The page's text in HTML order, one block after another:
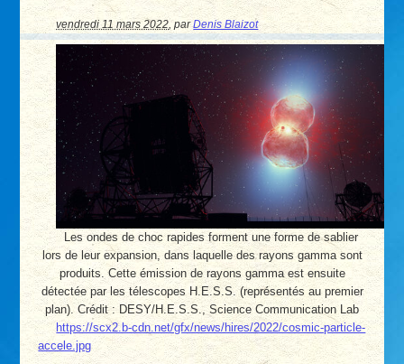
vendredi 11 mars 2022 ,parDenis Blaizot
Les ondes de choc rapides forment une forme de sablier
lors de leur expansion, dans laquelle des rayons gamma sont
produits. Cette émission de rayons gamma est ensuite
détectée par les télescopes H.E.S.S. (représentés au premier
plan). Crédit : DESY/H.E.S.S., Science Communication Lab
https://scx2.b-cdn.net/gfx/news/hires/2022/cosmic-particle-
accele.jpg